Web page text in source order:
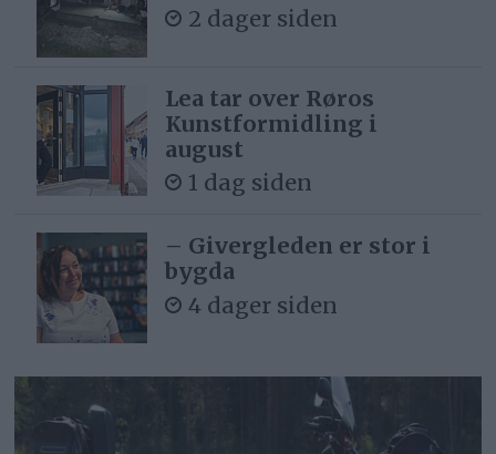
2 dager siden
Lea tar over Røros
Kunstformidling i
august
1 dag siden
– Givergleden er stor i
bygda
4 dager siden